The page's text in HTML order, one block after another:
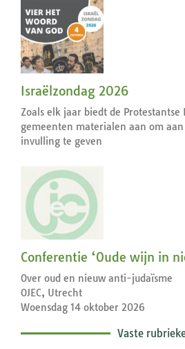
Israëlzondag 2026
Zoals elk jaar biedt de
gemeenten materialen aan om
invulling te geven
Conferentie ‘Oude wijn in
Over oud en nieuw anti-judaïsme
OJEC, Utrecht
Woensdag 14 oktober 2026
Vaste